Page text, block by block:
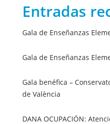
Entradas
Gala de Enseñanzas
Gala de Enseñanzas
Gala benéfica –
de València
DANA OCUPACIÓN: